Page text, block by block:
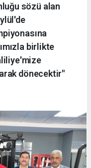
sözü alan
birlikte
dönecektir"